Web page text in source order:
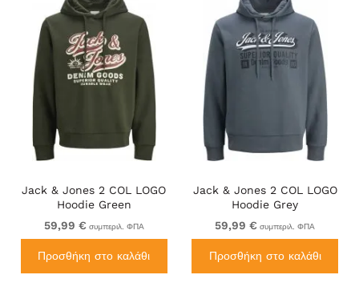
Jack & Jones 2 COL LOGO
Hoodie Green
59,99 € συμπεριλ. ΦΠΑ
Προσθήκη στο καλάθι
Jack & Jones 2 COL LOGO
Hoodie Grey
59,99 € συμπεριλ. ΦΠΑ
Προσθήκη στο καλάθι